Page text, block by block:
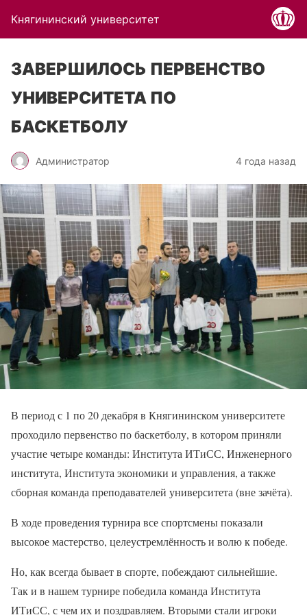
Княгининский университет
ЗАВЕРШИЛОСЬ ПЕРВЕНСТВО
УНИВЕРСИТЕТА ПО
БАСКЕТБОЛУ
Администратор 4 года назад
В период с 1 по 20 декабря в Княгининском университете
проходило первенство по баскетболу, в котором приняли
участие четыре команды: Института ИТиСС, Инженерного
института, Института экономики и управления, а также
сборная команда преподавателей университета (вне зачёта).
В ходе проведения турнира все спортсмены показали
высокое мастерство, целеустремлённость и волю к победе.
Но, как всегда бывает в спорте, побеждают сильнейшие.
Так и в нашем турнире победила команда Института
ИТиСС, с чем их и поздравляем. Вторыми стали игроки